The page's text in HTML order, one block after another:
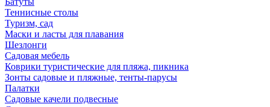
Теннисные столы
Туризм, сад
Маски и ласты для плавания
Шезлонги
Садовая мебель
Коврики туристические для пляжа, пикника
Зонты садовые и пляжные, тенты-парусы
Палатки
Садовые качели подвесные